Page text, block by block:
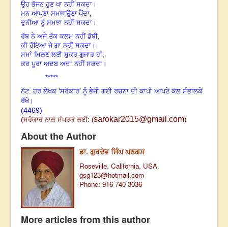
ਉਹ ਭੋਜਨ ਹੁਣ ਖਾ ਨਹੀਂ ਸਕਦਾ ।
ਮਨ ਆਪਣਾ ਸਮਝਾਉਣਾ ਪੈਂਦਾ,
ਦੁਨੀਆ ਨੂੰ ਸਮਝਾ ਨਹੀਂ ਸਕਦਾ ।
ਰੱਬ ਨੇ ਅਜੇ ਤੱਕ ਕਲਮ ਨਹੀਂ ਡੋਬੀ,
ਕੀ ਹੋਇਆ ਜੇ ਗਾ ਨਹੀਂ ਸਕਦਾ ।
ਸਮਾਂ ਮਿਲਣ ਲਈ ਸ਼ੁਕਰ-ਗੁਜਾਰ ਹਾਂ,
ਕਰ ਪੂਰਾ ਅਦਬ ਅਦਾ ਨਹੀਂ ਸਕਦਾ ।
*****
ਨੋਟ: ਹਰ ਲੇਖਕ ‘ਸਰੋਕਾਰ’ ਨੂੰ ਭੇਜੀ ਗਈ ਰਚਨਾ ਦੀ ਕਾਪੀ ਆਪਣੇ ਕੋਲ ਸੰਭਾਲਕੇ
ਰੱਖੇ।
(4469)
(ਸਰੋਕਾਰ ਨਾਲ ਸੰਪਰਕ ਲਈ: (sarokar2015@gmail.com)
About the Author
ਡਾ. ਗੁਰਦੇਵ ਸਿੰਘ ਘਣਗਸ
Roseville, California, USA.
gsg123@hotmail.com
Phone: 916 740 3036
More articles from this author